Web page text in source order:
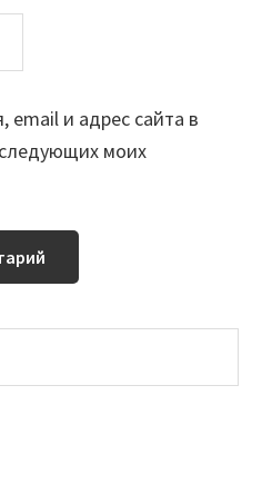
email и адрес сайта в
моих